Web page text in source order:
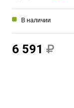
В наличии
6 591